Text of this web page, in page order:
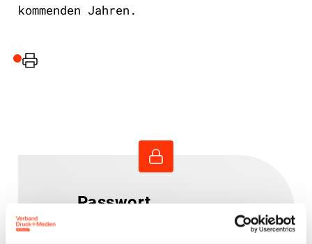
kommenden Jahren.
Drucker
Passwort